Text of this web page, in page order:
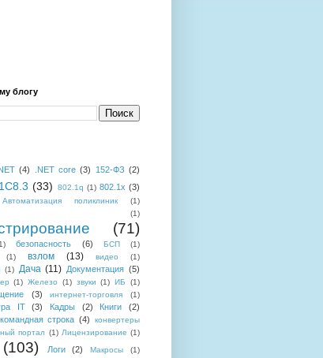
блогу
(4) .NET core (3) 152-ФЗ (2)
1C8.3 (33) 802.1q (1) 802.1x (3)
Автоматизация поликлиник
(1)
(1)
(71)
безопасность (6) БСП
(1)
(1) взлом (13) видео
(1)
(1) Дача (11) Документация (5)
(1) Железо (1) звуки (1) ИБ (1)
(3) интернет-торговля (1)
IT (3) Кадры (2) Книги (2)
командная строка (4)
конвертеры
портал (1) Лицензирование (1)
(103) Логи (2) Макросы (1)